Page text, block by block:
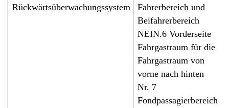
Rückwärtsüberwachungssystem
Fahrerbereich und
Beifahrerbereich
NEIN.6 Vorderseite
Fahrgastraum für die
Fahrgastraum von
vorne nach hinten
Nr. 7
Fondpassagierbereich